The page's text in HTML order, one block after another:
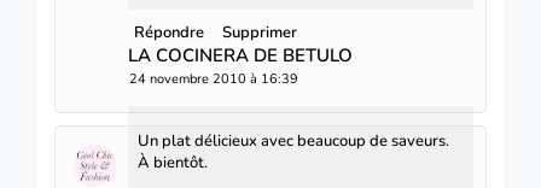
Répondre Supprimer
LA COCINERA DE BETULO
24 novembre 2010 à 16:39
Un plat délicieux avec beaucoup de saveurs.
À bientôt.